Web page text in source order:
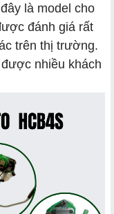
đây là model cho
đánh giá rất
trên thị trường.
nhiều khách